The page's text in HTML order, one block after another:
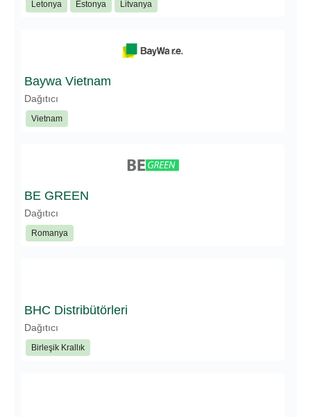
Letonya Estonya Litvanya
Baywa Vietnam
Dağıtıcı
Vietnam
BE GREEN
Dağıtıcı
Romanya
BHC Distribütörleri
Dağıtıcı
Birleşik Krallık